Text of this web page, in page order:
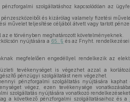
szolgáltatáshoz kapcsolódóan az
és kizárólag valamely fizetési
művelet teljesítése céljából átvett vagy tartott
e törvényben meghatározott követelményeknek.
nyújtására a 65. § és az Fnyht. rendelkezései
megfelelően engedéllyel rendelkezik az
tevékenységet is végezhet azzal a
pénzügyi szolgáltatást nem végezhet.
pénzforgalmi szolgáltatás nyújtására
végez, ezen tevékenysége
szolgáltatás nyújtására vonatkozó
a következő pénzforgalmi szolgáltatásaihoz és a